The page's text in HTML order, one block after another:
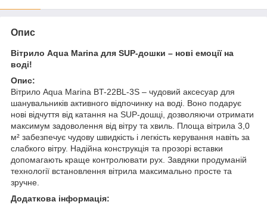
Опис
Вітрило Aqua Marina для SUP-дошки – нові емоції на
воді!
Опис:
Вітрило Aqua Marina BT-22BL-3S – чудовий аксесуар для
шанувальників активного відпочинку на воді. Воно подарує
нові відчуття від катання на SUP-дошці, дозволяючи отримати
максимум задоволення від вітру та хвиль. Площа вітрила 3,0
м² забезпечує чудову швидкість і легкість керування навіть за
слабкого вітру. Надійна конструкція та прозорі вставки
допомагають краще контролювати рух. Завдяки продуманій
технології встановлення вітрила максимально просте та
зручне.
Додаткова інформація: